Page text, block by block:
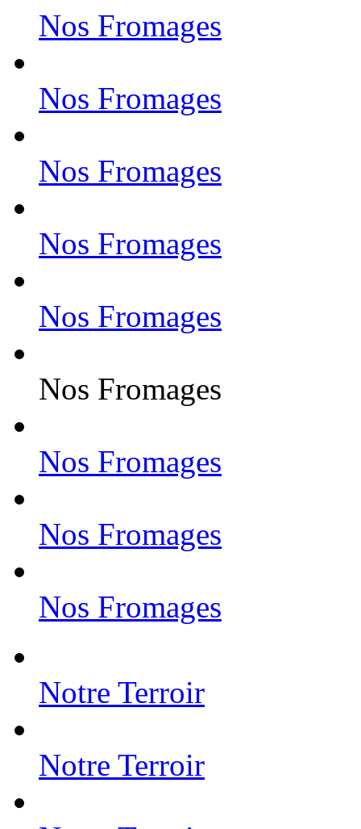
Nos Fromages
Nos Fromages
Nos Fromages
Nos Fromages
Nos Fromages
Nos Fromages
Nos Fromages
Nos Fromages
Nos Fromages
Notre Terroir
Notre Terroir